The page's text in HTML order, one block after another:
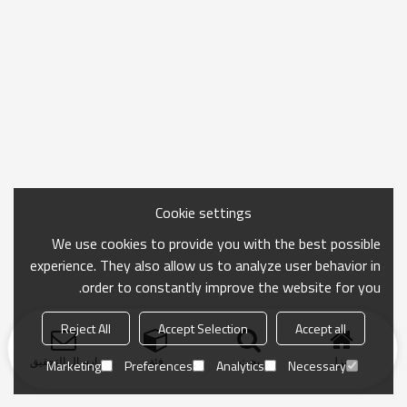
منزل بحث فئة ارسال التحقيق
Cookie settings
We use cookies to provide you with the best possible
experience. They also allow us to analyze user behavior in
order to constantly improve the website for you.
Accept all
Accept Selection
Reject All
Necessary
Analytics
Preferences
Marketing